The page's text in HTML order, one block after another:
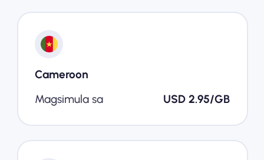
Cameroon
Magsimula sa
USD 2.95/GB